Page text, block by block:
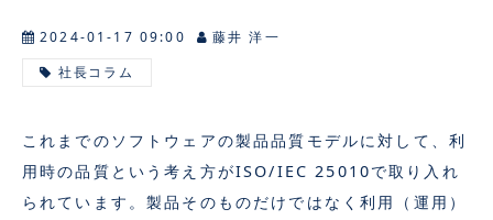
採用情報
2024-01-17 09:00
藤井 洋一
社長コラム
これまでのソフトウェアの製品品質モデルに対して、利
用時の品質という考え方がISO/IEC 25010で取り入れ
られています。製品そのものだけではなく利用（運用）